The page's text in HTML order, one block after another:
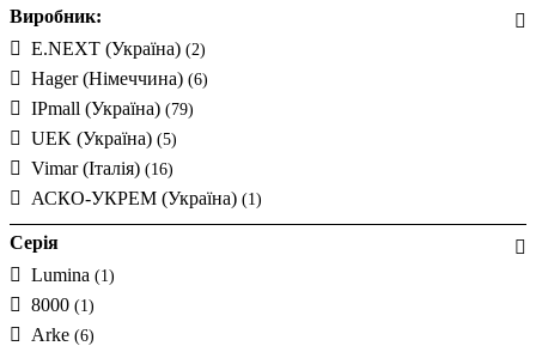
Виробник:
E.NEXT (Україна) (2)
Hager (Німеччина) (6)
IPmall (Україна) (79)
UEK (Україна) (5)
Vimar (Італія) (16)
АСКО-УКРЕМ (Україна) (1)
Серія
Lumina (1)
8000 (1)
Arke (6)